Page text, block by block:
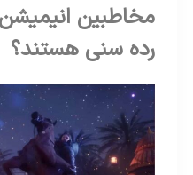
مخاطبین انیمیشن
رده سنی هستند؟